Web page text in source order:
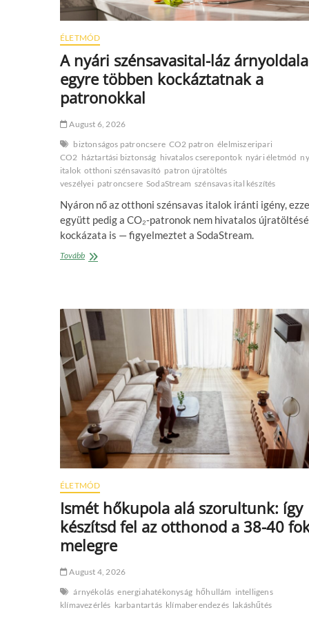
ÉLETMÓD
A nyári szénsavasital-láz
egyre többen kockáztatnak a
patronokkal
August 6, 2026
biztonságos patroncsere CO2 patron élelmiszeripari
CO2 háztartási biztonság hivatalos cserepontok nyári életmód
italok otthoni szénsavasító patron újratöltés
veszélyei patroncsere SodaStream szénsavas ital készítés
Nyáron nő az otthoni szénsavas italok iránti igény,
együtt pedig a CO₂‑patronok nem hivatalos
kockázata is — figyelmeztet a SodaStream.
TovábbA
egyre
többen
kockáztatnak
a
patronokkal
ÉLETMÓD
Ismét hőkupola alá szorultunk: így
készítsd fel az otthonod a 38-40
melegre
August 4, 2026
árnyékolás energiahatékonyság hőhullám intelligens
klímavezérlés karbantartás klímaberendezés lakáshűtés